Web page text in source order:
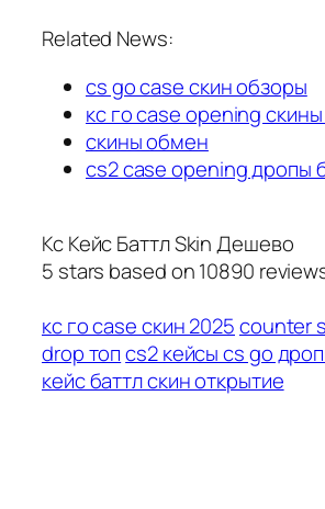
Related News:
cs go case скин обзоры
кс го case opening
скины обмен
cs2 case opening дропы
Кс Кейс Баттл Skin Дешево
5 stars based on10890
кс го case скин 2025counter
drop топcs2 кейсы cs go
кейс баттл скин открытие